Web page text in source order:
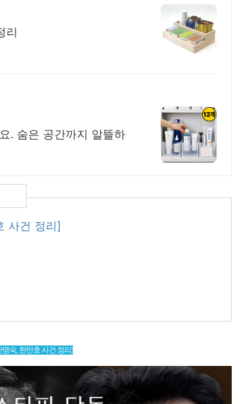
리
. 숨은 공간까지 알뜰하
사건 정리]
숙, 한만호 사건 정리]